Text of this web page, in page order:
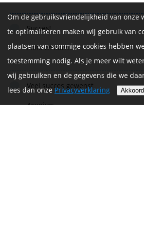
Succes!
Anita en Koen
Veel succes gewenst
Anoniem
Om de gebruiksvriendelijkheid van onze
te optimaliseren maken wij gebruik van
plaatsen van sommige cookies hebben
toestemming nodig. Als je meer wilt
wij gebruiken en de gegevens die we
lees dan onzePrivacyverklaring Akkoord